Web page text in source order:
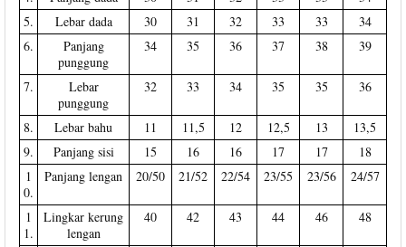
5.
Lebar dada 30 31 32 33 33
34
6.
Panjang
punggung
34 35 36 37 38 39
7.
Lebar
punggung
32 33 34 35 35 36
8. Lebar bahu 11 11,5 12 12,5 13
13,5
9.
Panjang sisi 15 16 16 17 17
18
1
0.
Panjang lengan 20/50 21/52 22/54 23/55 23/56 24/57
1
1.
Lingkar kerung
lengan
40 42 43 44 46 48